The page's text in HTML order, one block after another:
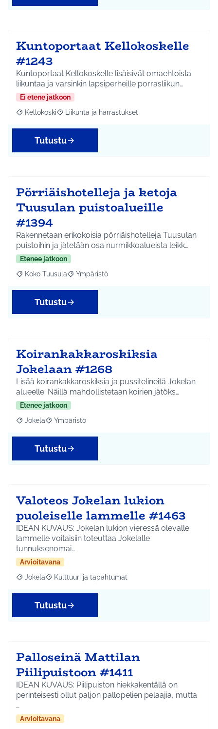
Kuntoportaat Kellokoskelle
#1243
Kuntoportaat Kellokoskelle lisäisivät omaehtoista
liikuntaa ja varsinkin lapsiperheille porrasliikun…
Ei etene jatkoon
Rajaa tulokset aihepiirin mukaan: Kellokoski
Kellokoski Rajaa tulokset teeman mukaan: Liikunta ja
Liikunta ja harrastukset
Tutustu
Pörriäishotelleja ja ketoja
Tuusulan puistoalueille
#1394
Rakennetaan erikokoisia pörriäishotelleja Tuusulan
puistoihin ja jätetään osa nurmikkoalueista leikk…
Etenee jatkoon
Rajaa tulokset aihepiirin mukaan: Koko Tuusula
Koko Tuusula Rajaa tulokset teeman mukaan: Ympäristö
Ympäristö
Tutustu
Koirankakkaroskiksia
Jokelaan #1268
Lisää koirankakkaroskiksia ja pussitelineitä Jokelan
alueelle. Näillä mahdollistetaan koirien jätöks…
Etenee jatkoon
Rajaa tulokset aihepiirin mukaan: Jokela
Jokela Rajaa tulokset teeman mukaan: Ympäristö
Ympäristö
Tutustu
Valoteos Jokelan lukion
puoleiselle lammelle #1463
IDEAN KUVAUS: Jokelan lukion vieressä olevalle
lammelle voitaisiin toteuttaa Jokelalle
tunnuksenomai…
Arvioitavana
Rajaa tulokset aihepiirin mukaan: Jokela
Jokela Rajaa tulokset teeman mukaan: Kulttuuri ja
Kulttuuri ja tapahtumat
Tutustu
Palloseinä Mattilan
Piilipuistoon #1411
IDEAN KUVAUS: Piilipuiston hiekkakentällä on
perinteisesti ollut paljon pallopelien pelaajia, mutta
…
Arvioitavana